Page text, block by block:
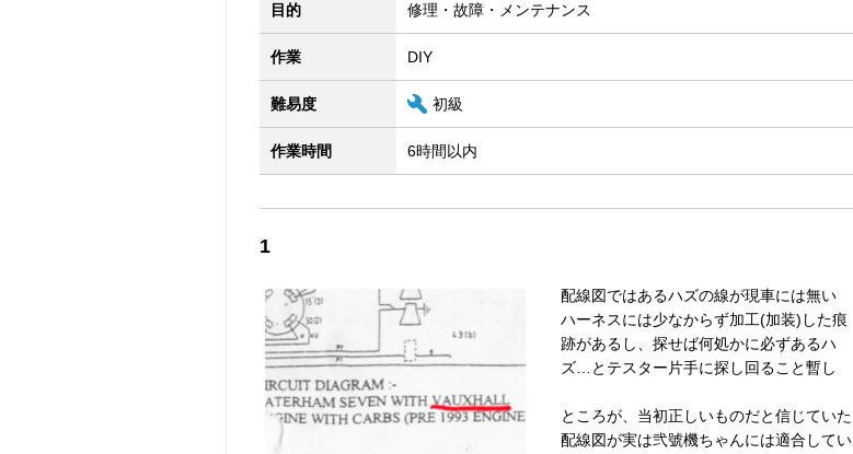
目的 修理・故障・メンテナンス
作業 DIY
難易度 初級
作業時間 6時間以内
1
配線図ではあるハズの線が現車には無い
ハーネスには少なからず加工(加装)した痕
跡があるし、探せば何処かに必ずあるハ
ズ…とテスター片手に探し回ること暫し
ところが、当初正しいものだと信じていた
配線図が実は弐號機ちゃんには適合してい